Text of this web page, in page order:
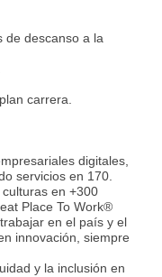
de descanso a la
carrera.
digitales,
servicios en 170.
en +300
Place To Work®
en el país y el
innovación, siempre
y la inclusión en